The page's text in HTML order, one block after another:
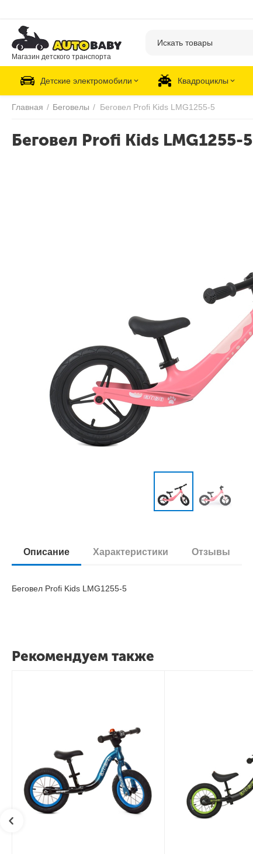
Магазин детского транспорта
Детские электромобили Квадроциклы
Главная / Беговелы / Беговел Profi Kids LMG1255-5
Беговел Profi Kids LMG1255-5
Описание Характеристики Отзывы
Беговел Profi Kids LMG1255-5
Рекомендуем также